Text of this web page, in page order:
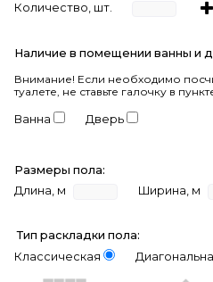
Количество, шт.
Наличие в помещении ванны и
Внимание! Если необходимо
туалете, не ставьте галочку в
Ванна Дверь
Размеры пола:
Длина, м
Ширина, м
Тип раскладки пола:
Классическая